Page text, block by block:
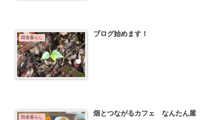
田舎暮らし ブログ始めます！
田舎暮らし 畑とつながるカフェ なんたん屋